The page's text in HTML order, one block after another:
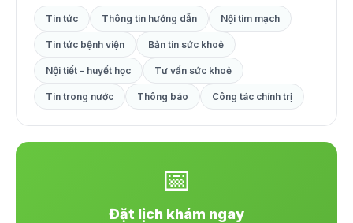
Tin tức Thông tin hướng dẫn Nội tim mạch
Tin tức bệnh viện Bản tin sức khoẻ
Nội tiết - huyết học Tư vấn sức khoẻ
Tin trong nước Thông báo Công tác chính trị
📅
Đặt lịch khám ngay